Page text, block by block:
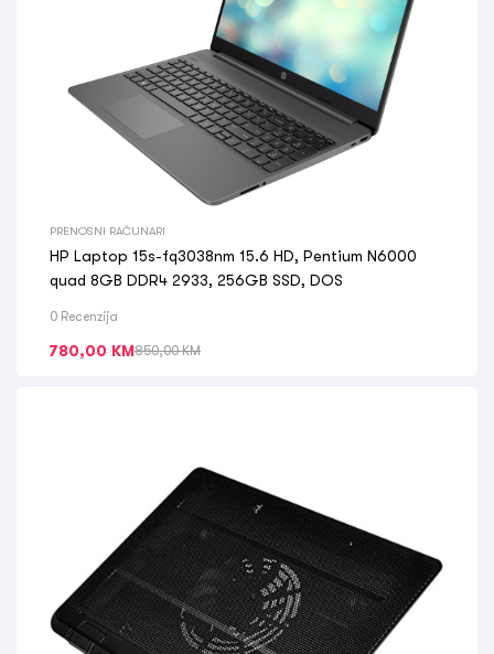
PRENOSNI RAČUNARI
HP Laptop 15s-fq3038nm 15.6 HD, Pentium N6000
quad 8GB DDR4 2933, 256GB SSD, DOS
0 Recenzija
850,00KM
780,00 KM